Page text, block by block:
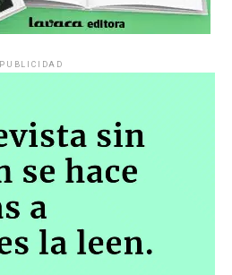
PUBLICIDAD